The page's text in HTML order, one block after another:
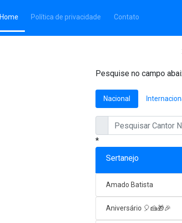
Home(Página atual)
Política de privacidade Contato
Pesquise no campo
Nacional
*
Sertanejo
Amado Batista
Aniversário 🎈🍰🎁🎉